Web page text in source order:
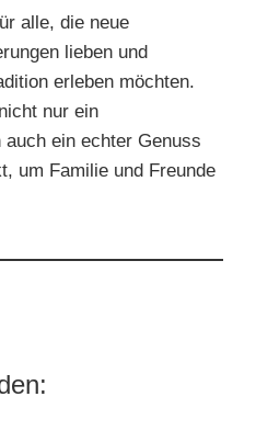
alle, die neue
lieben und
erleben möchten.
nur ein
ein echter Genuss
um Familie und Freunde